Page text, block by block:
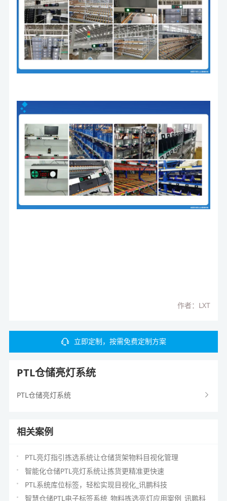
作者：LXT
立即定制，按需免费定制方案
PTL仓储亮灯系统
PTL仓储亮灯系统
相关案例
PTL亮灯指引拣选系统让仓储货架物料目视化管理
智能化仓储PTL亮灯系统让拣货更精准更快速
PTL系统库位标签，轻松实现目视化_讯鹏科技
智慧仓储PTL电子标签系统_物料拣选亮灯应用案例_讯鹏科